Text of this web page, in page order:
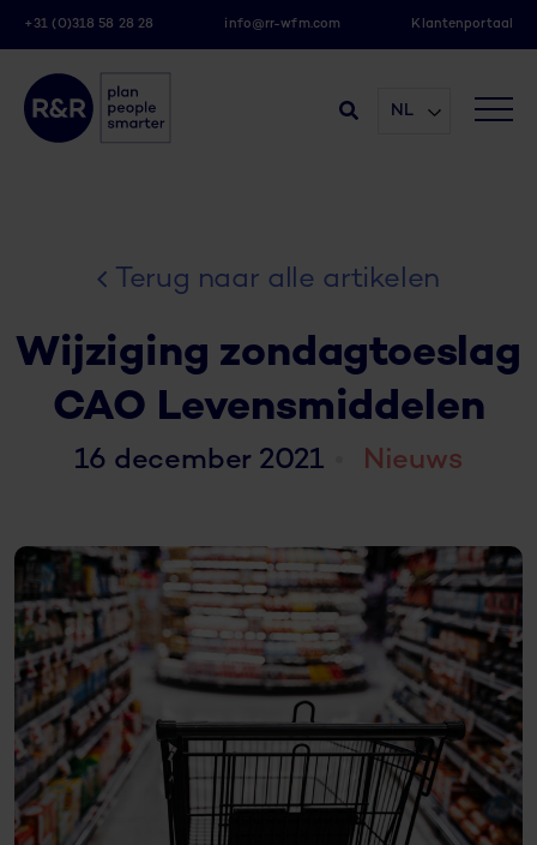
+31 (0)318 58 28 28 info@rr-wfm.com Klantenportaal
NL
Terug naar alle artikelen
Wijziging zondagtoeslag
CAO Levensmiddelen
16 december 2021 Nieuws